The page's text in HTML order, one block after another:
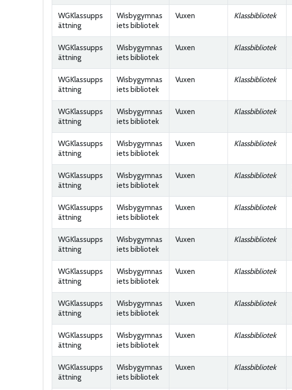
WGKlassupps
ättning
Wisbygymnas
iets bibliotek
Vuxen Klassbibliotek
WGKlassupps
ättning
Wisbygymnas
iets bibliotek
Vuxen Klassbibliotek
WGKlassupps
ättning
Wisbygymnas
iets bibliotek
Vuxen Klassbibliotek
WGKlassupps
ättning
Wisbygymnas
iets bibliotek
Vuxen Klassbibliotek
WGKlassupps
ättning
Wisbygymnas
iets bibliotek
Vuxen Klassbibliotek
WGKlassupps
ättning
Wisbygymnas
iets bibliotek
Vuxen Klassbibliotek
WGKlassupps
ättning
Wisbygymnas
iets bibliotek
Vuxen Klassbibliotek
WGKlassupps
ättning
Wisbygymnas
iets bibliotek
Vuxen Klassbibliotek
WGKlassupps
ättning
Wisbygymnas
iets bibliotek
Vuxen Klassbibliotek
WGKlassupps
ättning
Wisbygymnas
iets bibliotek
Vuxen Klassbibliotek
WGKlassupps
ättning
Wisbygymnas
iets bibliotek
Vuxen Klassbibliotek
WGKlassupps
ättning
Wisbygymnas
iets bibliotek
Vuxen Klassbibliotek